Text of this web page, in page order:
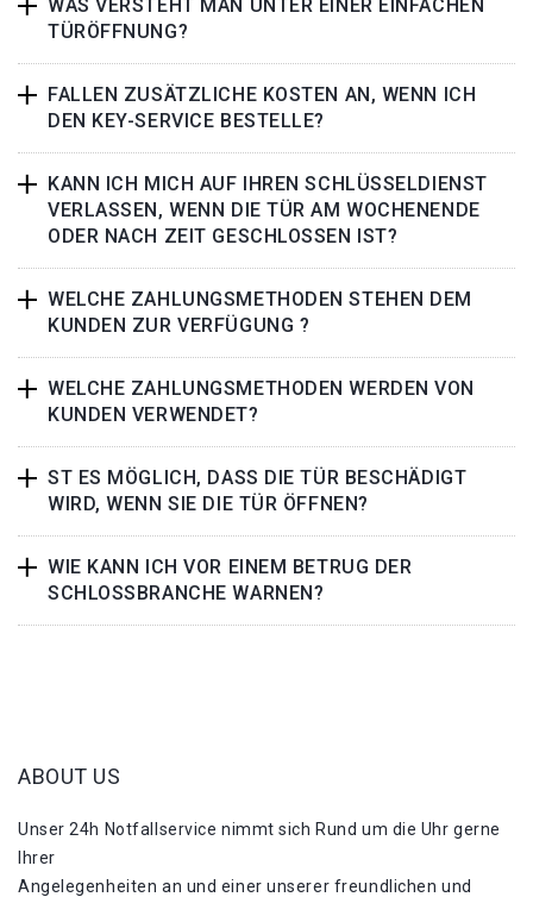
WAS VERSTEHT MAN UNTER EINER EINFACHEN
TÜRÖFFNUNG?
FALLEN ZUSÄTZLICHE KOSTEN AN, WENN ICH
DEN KEY-SERVICE BESTELLE?
KANN ICH MICH AUF IHREN SCHLÜSSELDIENST
VERLASSEN, WENN DIE TÜR AM WOCHENENDE
ODER NACH ZEIT GESCHLOSSEN IST?
WELCHE ZAHLUNGSMETHODEN STEHEN DEM
KUNDEN ZUR VERFÜGUNG ?
WELCHE ZAHLUNGSMETHODEN WERDEN VON
KUNDEN VERWENDET?
ST ES MÖGLICH, DASS DIE TÜR BESCHÄDIGT
WIRD, WENN SIE DIE TÜR ÖFFNEN?
WIE KANN ICH VOR EINEM BETRUG DER
SCHLOSSBRANCHE WARNEN?
ABOUT US
Unser 24h Notfallservice nimmt sich Rund um die Uhr gerne
Ihrer
Angelegenheiten an und einer unserer freundlichen und